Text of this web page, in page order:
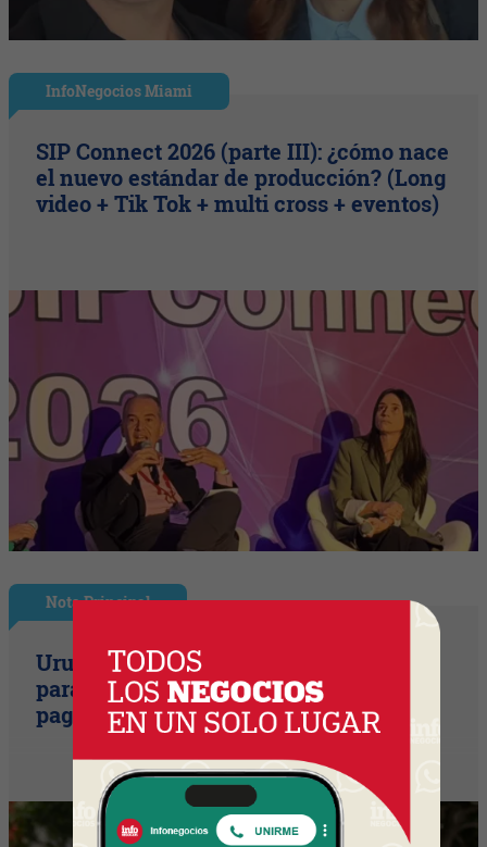
InfoNegocios Miami
SIP Connect 2026 (parte III): ¿cómo nace
el nuevo estándar de producción? (Long
video + Tik Tok + multi cross + eventos)
Nota Principal
Uruguay empieza a discutir las reglas
para una movilidad autónoma (¿Quién
paga si el auto sin conductor choca?)